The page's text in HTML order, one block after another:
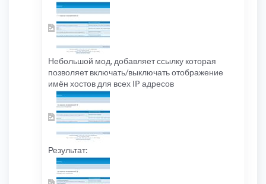
Небольшой мод, добавляет ссылку которая
позволяет включать/выключать отображение
имён хостов для всех IP адресов
Результат: